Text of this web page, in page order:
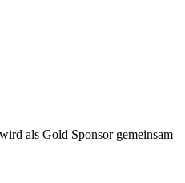
als Gold Sponsor gemeinsam